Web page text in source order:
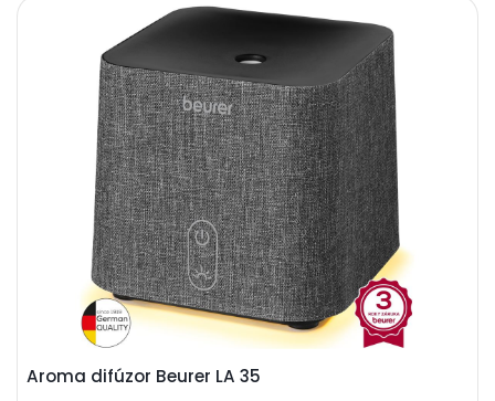
Aroma difúzor Beurer LA 35